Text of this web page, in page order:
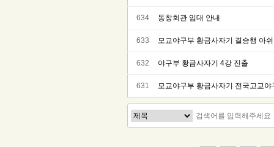
634 동창회관 임대 안내
633 모교야구부 황금사자기 결승행 아
632 야구부 황금사자기 4강 진출
631 모교야구부 황금사자기 전국고교